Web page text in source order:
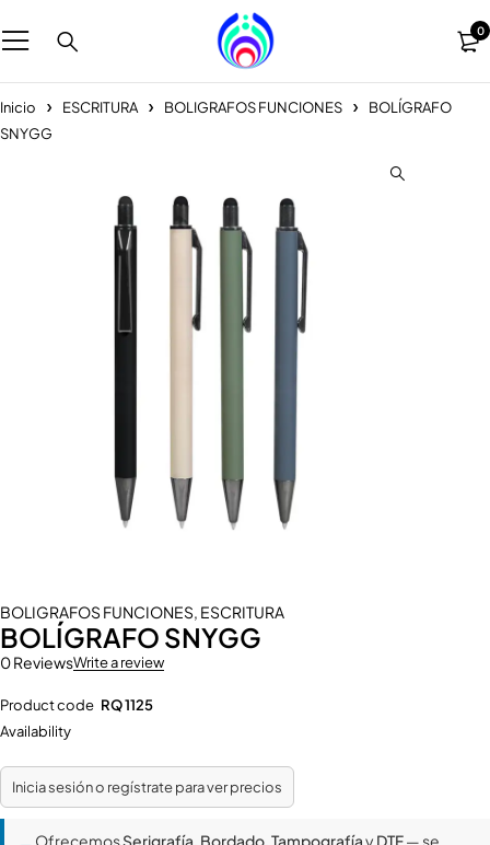
0
Inicio ESCRITURA BOLIGRAFOS FUNCIONES
BOLÍGRAFO
SNYGG
BOLIGRAFOS FUNCIONES, ESCRITURA
BOLÍGRAFO SNYGG
0 ReviewsWrite a review
Product code RQ 1125
Availability
Inicia sesión o regístrate para ver precios
OfrecemosSerigrafía, Bordado,TampografíayDTF— se